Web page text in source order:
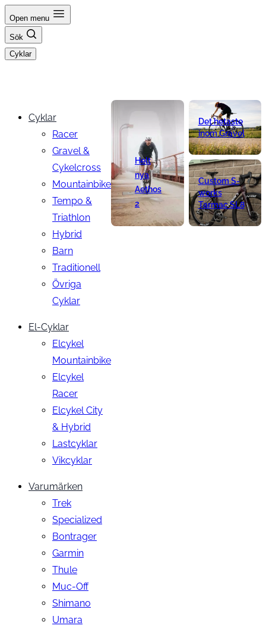
Hoppa
till
innehåll
Open menu
Sök
Cyklar
Cyklar
Racer
Gravel &
Cykelcross
Mountainbike
Tempo &
Triathlon
Hybrid
Barn
Traditionell
Övriga
Cyklar
El-Cyklar
Elcykel
Mountainbike
Elcykel
Racer
Elcykel City
& Hybrid
Lastcyklar
Vikcyklar
Varumärken
Trek
Specialized
Bontrager
Garmin
Thule
Muc-Off
Shimano
Umara
Helt
nya
Aethos
2
Det hetaste
inom Gravel
Custom S-
works
Tarmac SL8